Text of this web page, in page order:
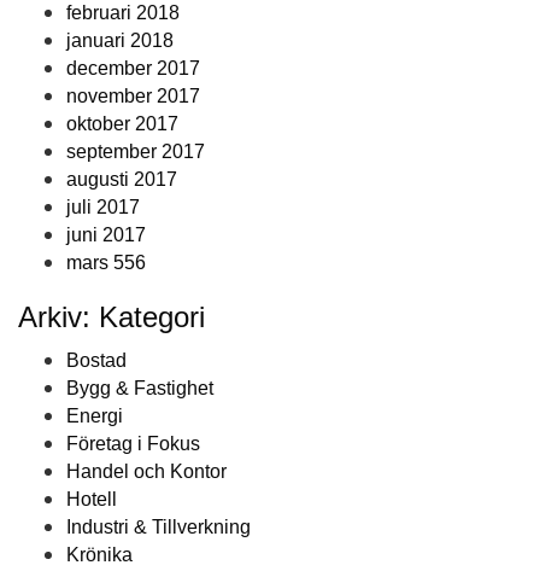
februari 2018
januari 2018
december 2017
november 2017
oktober 2017
september 2017
augusti 2017
juli 2017
juni 2017
mars 556
Arkiv: Kategori
Bostad
Bygg & Fastighet
Energi
Företag i Fokus
Handel och Kontor
Hotell
Industri & Tillverkning
Krönika